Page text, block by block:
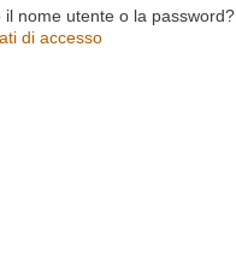
il nome utente o la password?
di accesso